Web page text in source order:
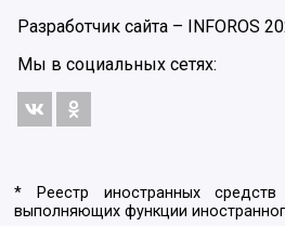
Разработчик сайта – INFOROS
Мы в социальных сетях:
* Реестр иностранных
выполняющих функции